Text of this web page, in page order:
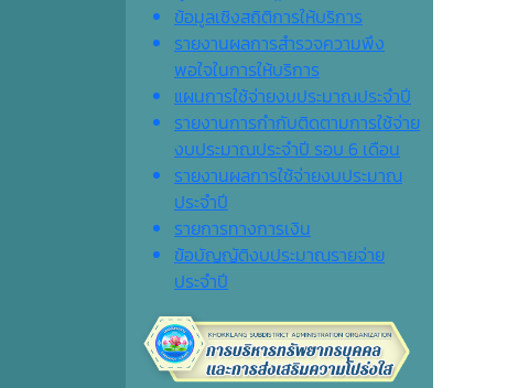
ข้อมูลเชิงสถิติการให้บริการ
รายงานผลการสำรวจความพึง
พอใจในการให้บริการ
แผนการใช้จ่ายงบประมาณประจำปี
รายงานการกำกับติดตามการใช้จ่าย
งบประมาณประจำปี รอบ 6 เดือน
รายงานผลการใช้จ่ายงบประมาณ
ประจำปี
รายการทางการเงิน
ข้อบัญญัติงบประมาณรายจ่าย
ประจำปี